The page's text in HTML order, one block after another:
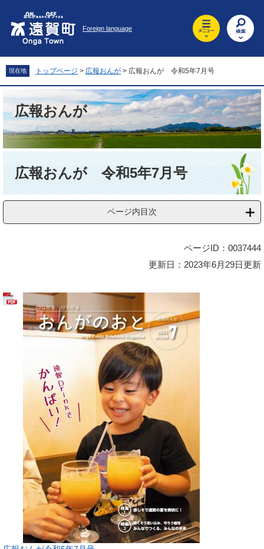
先
頭
を
飛
文
へ
Foreign language
現在地 トップページ > 広報おんが > 広報おんが 令和5年7月号
広報おんが
広報おんが 令和5年7月号
ページ内目次
ページID：0037444
更新日：2023年6月29日更新